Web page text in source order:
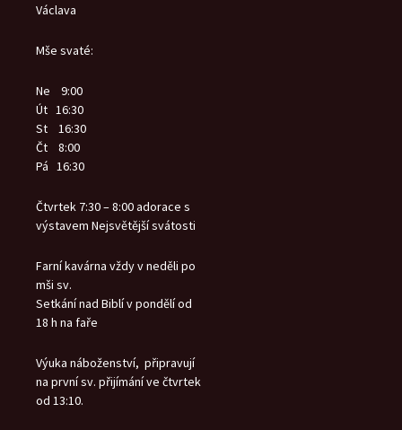
Václava
Mše svaté:
Ne 9:00
Út 16:30
St 16:30
Čt 8:00
Pá 16:30
Čtvrtek 7:30 – 8:00 adorace s
výstavem Nejsvětější svátosti
Farní kavárna vždy v neděli po
mši sv.
Setkání nad Biblí v pondělí od
18 h na faře
Výuka náboženství, připravují
na první sv. přijímání ve čtvrtek
od 13:10.